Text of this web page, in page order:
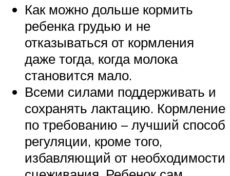
Как можно дольше кормить
ребенка грудью и не
отказываться от кормления
даже тогда, когда молока
становится мало.
Всеми силами поддерживать и
сохранять лактацию. Кормление
по требованию – лучший способ
регуляции, кроме того,
избавляющий от необходимости